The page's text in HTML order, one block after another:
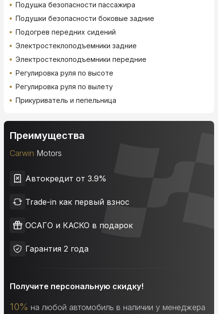
Подушка безопасности пассажира
Подушки безопасности боковые задние
Подогрев передних сидений
Электростеклоподъемники задние
Электростеклоподъемники передние
Регулировка руля по высоте
Регулировка руля по вылету
Прикуриватель и пепельница
Преимущества
Carwin Motors
Автокредит от 3.9%
Trade-in как первый взнос
ОСАГО и КАСКО в подарок
Гарантия 2 года
Получите персональную скидку!
10% на любой автомобиль в наличии у менеджера